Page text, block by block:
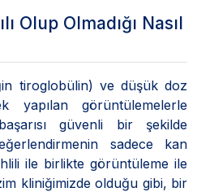
Olup Olmadığı Nasıl
tiroglobülin) ve düşük doz
yapılan görüntülemelerle
güvenli bir şekilde
sadece kan
ile birlikte görüntüleme ile
kliniğimizde olduğu gibi, bir